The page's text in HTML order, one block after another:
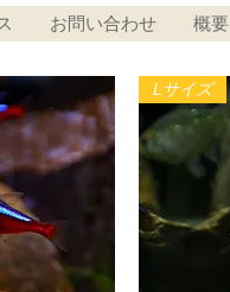
お問い合わせ 概要
Lサイズ